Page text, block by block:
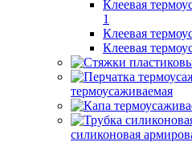
Клеевая
1
Клеевая
Клеевая
термоусаживаемая
силиконовая